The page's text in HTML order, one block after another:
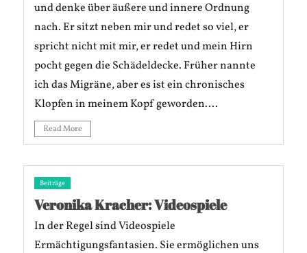
und denke über äußere und innere Ordnung
nach. Er sitzt neben mir und redet so viel, er
spricht nicht mit mir, er redet und mein Hirn
pocht gegen die Schädeldecke. Früher nannte
ich das Migräne, aber es ist ein chronisches
Klopfen in meinem Kopf geworden....
Read More
Beiträge
Veronika Kracher: Videospiele
In der Regel sind Videospiele
Ermächtigungsfantasien. Sie ermöglichen uns